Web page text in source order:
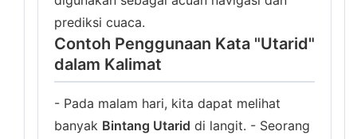
prediksi cuaca.
Contoh Penggunaan Kata "Utarid"
dalam Kalimat
- Pada malam hari, kita dapat melihat
banyak Bintang Utarid di langit. - Seorang